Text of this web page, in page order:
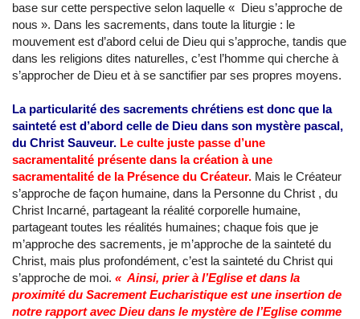
base sur cette perspective selon laquelle « Dieu s’approche de
nous ». Dans les sacrements, dans toute la liturgie : le
mouvement est d’abord celui de Dieu qui s’approche, tandis que
dans les religions dites naturelles, c’est l’homme qui cherche à
s’approcher de Dieu et à se sanctifier par ses propres moyens.
La particularité des sacrements chrétiens est donc que la
sainteté est d’abord celle de Dieu dans son mystère pascal,
du Christ Sauveur. Le culte juste passe d’une
sacramentalité présente dans la création à une
sacramentalité de la Présence du Créateur. Mais le Créateur
s’approche de façon humaine, dans la Personne du Christ , du
Christ Incarné, partageant la réalité corporelle humaine,
partageant toutes les réalités humaines; chaque fois que je
m’approche des sacrements, je m’approche de la sainteté du
Christ, mais plus profondément, c’est la sainteté du Christ qui
s’approche de moi. « Ainsi, prier à l’Eglise et dans la
proximité du Sacrement Eucharistique est une insertion de
notre rapport avec Dieu dans le mystère de l’Eglise comme